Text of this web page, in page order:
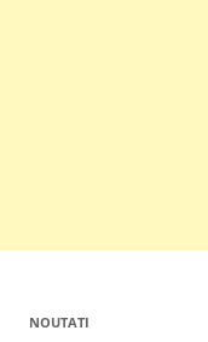
NOUTATI